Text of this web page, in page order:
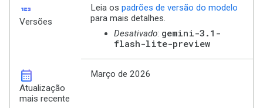
123
Versões
Leia os padrões de versão do modelo
para mais detalhes.
Desativado: gemini-3.1-
flash-lite-preview
calendar_month
Atualização
mais recente
Março de 2026